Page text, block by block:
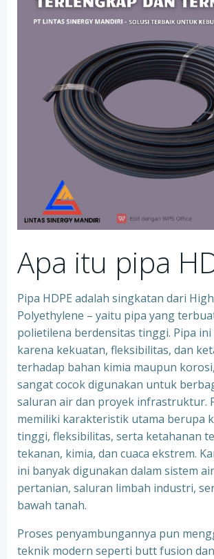
Apa itu pipa
Pipa HDPE adalah singkatan dari
Polyethylene – yaitu pipa yang
polietilena berdensitas tinggi. Pipa
karena kekuatan, fleksibilitas, dan
terhadap bahan kimia maupun
sangat cocok digunakan untuk
saluran air dan proyek infrastruktur.
memiliki karakteristik utama berupa
tinggi, fleksibilitas, serta ketahanan
tekanan, kimia, dan cuaca ekstrem.
ini banyak digunakan dalam sistem
pertanian, saluran limbah industri,
bawah tanah.
Proses penyambungannya pun
teknik modern seperti butt fusion